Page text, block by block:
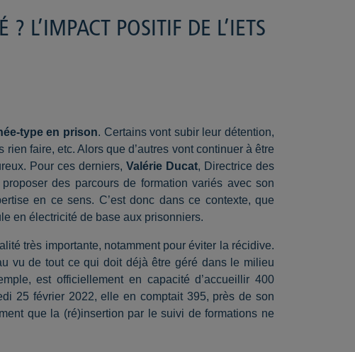
L’IMPACT POSITIF DE L’IETS
type en prison. Certains vont subir leur détention,
faire, etc. Alors que d’autres vont continuer à être
Pour ces derniers, Valérie Ducat, Directrice des
des parcours de formation variés avec son
en ce sens. C’est donc dans ce contexte, que
en électricité de base aux prisonniers.
très importante, notamment pour éviter la récidive.
vu de tout ce qui doit déjà être géré dans le milieu
est officiellement en capacité d’accueillir 400
25 février 2022, elle en comptait 395, près de son
que la (ré)insertion par le suivi de formations ne